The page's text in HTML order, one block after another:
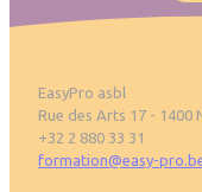
EasyPro asbl
Rue des Arts 17 - 1400
+32 2 880 33 31
formation@easy-